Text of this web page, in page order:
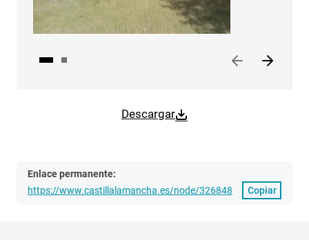
Descargar
Enlace permanente:
https://www.castillalamancha.es/node/326848
Copiar